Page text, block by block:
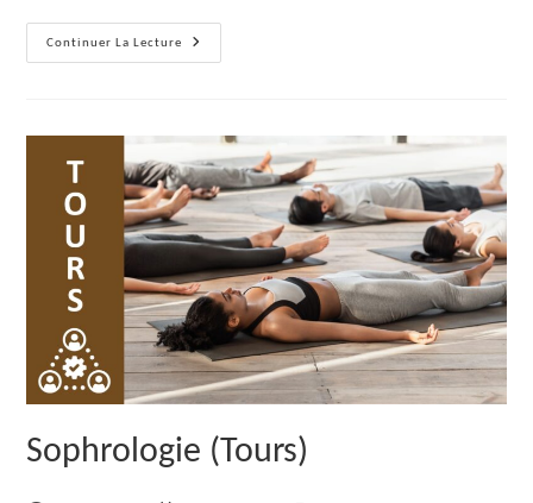
Continuer La Lecture
Sophrologie
(Tours)
Sophrologie (Tours)